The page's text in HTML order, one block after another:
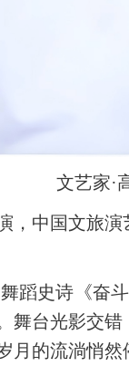
文艺家·
中国文旅
蹈史诗《奋
台光影交
的流淌悄然